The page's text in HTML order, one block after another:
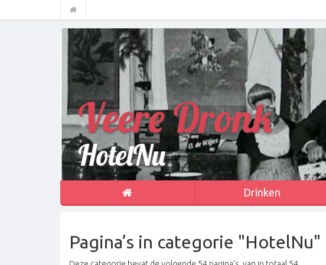
Veere Dronk
HotelNu
Drinken
Pagina’s in categorie "HotelNu"